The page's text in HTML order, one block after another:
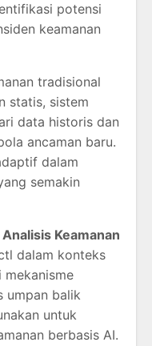
potensi
keamanan
tradisional
statis, sistem
data historis dan
ancaman baru.
dalam
semakin
Keamanan
dalam konteks
umpan balik
untuk
berbasis AI.